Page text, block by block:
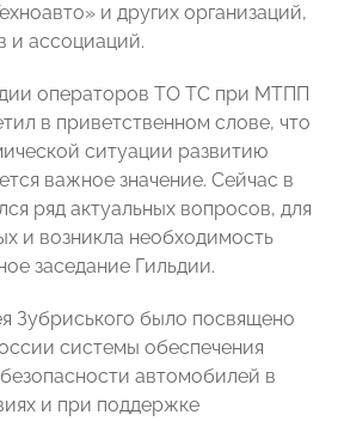
и других организаций,
и ассоциаций.
операторов ТО ТС при МТПП
в приветственном слове, что
ситуации развитию
важное значение. Сейчас в
ряд актуальных вопросов, для
и возникла необходимость
заседание Гильдии.
Зубриського было посвящено
системы обеспечения
автомобилей в
и при поддержке